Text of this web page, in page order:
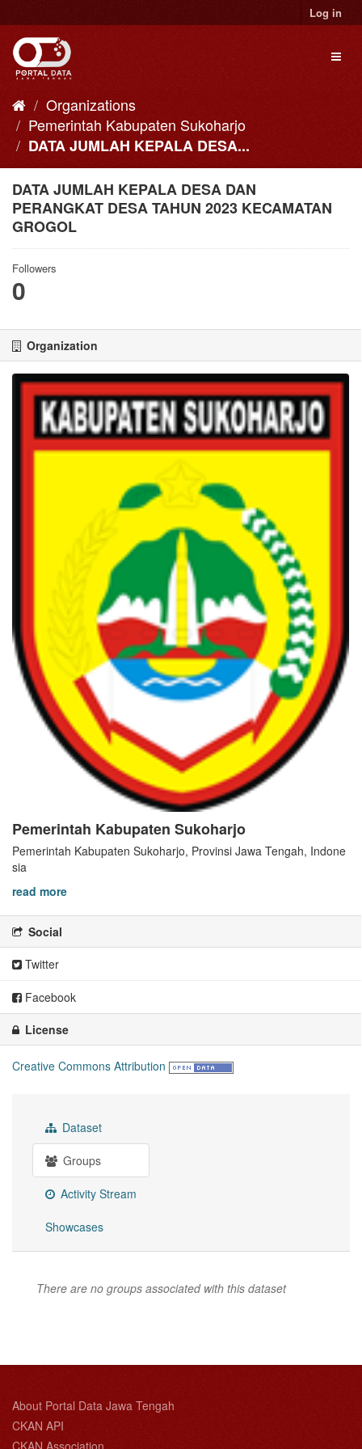
to
content
Log in
Organizations
Pemerintah Kabupaten Sukoharjo
DATA JUMLAH KEPALA DESA...
DATA JUMLAH KEPALA DESA DAN
PERANGKAT DESA TAHUN 2023 KECAMATAN
GROGOL
Followers
0
Organization
Pemerintah Kabupaten Sukoharjo
Pemerintah Kabupaten Sukoharjo, Provinsi Jawa Tengah, Indone
sia
read more
Social
Twitter
Facebook
License
Creative Commons Attribution
Dataset
Groups
Activity Stream
Showcases
There are no groups associated with this dataset
About Portal Data Jawa Tengah
CKAN API